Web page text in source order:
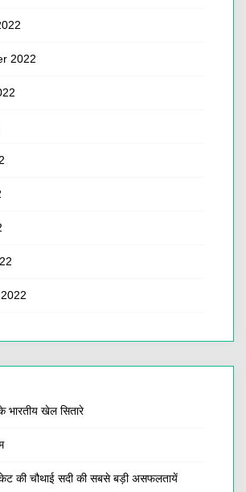
2022
भारतीय खेल सितारे
की चौथाई सदी की सबसे बड़ी असफलतायें